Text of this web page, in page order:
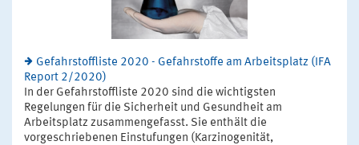
Gefahrstoffliste 2020 - Gefahrstoffe am Arbeitsplatz (IFA
Report 2/2020)
In der Gefahrstoffliste 2020 sind die wichtigsten
Regelungen für die Sicherheit und Gesundheit am
Arbeitsplatz zusammengefasst. Sie enthält die
vorgeschriebenen Einstufungen (Karzinogenität,